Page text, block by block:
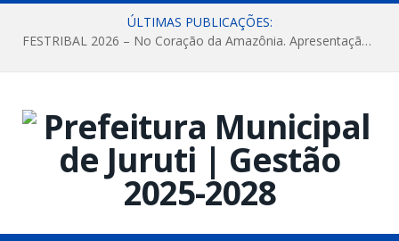
ÚLTIMAS PUBLICAÇÕES:
FESTRIBAL 2026 – No Coração da Amazônia. Apresentação da Munduruku.